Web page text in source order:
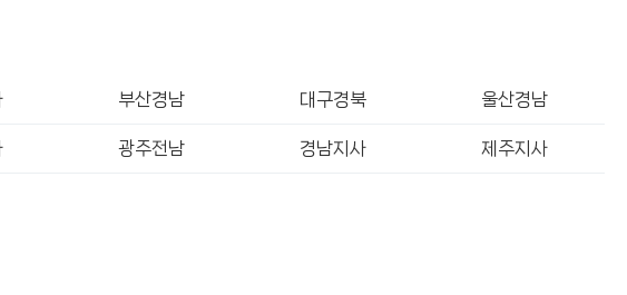
부산경남 대구경북 울산경남
광주전남 경남지사 제주지사